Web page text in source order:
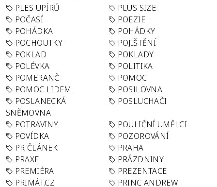
PLES UPÍRŮ
PLUS SIZE
POČASÍ
POEZIE
POHÁDKA
POHÁDKY
POCHOUTKY
POJIŠTĚNÍ
POKLAD
POKLADY
POLÉVKA
POLITIKA
POMERANČ
POMOC
POMOC LIDEM
POSILOVNA
POSLANECKÁ
SNĚMOVNA
POSLUCHAČI
POTRAVINY
POULIČNÍ UMĚLCI
POVÍDKA
POZOROVÁNÍ
PR ČLÁNEK
PRAHA
PRAXE
PRÁZDNINY
PREMIÉRA
PREZENTACE
PRIMÁT.CZ
PRINC ANDREW